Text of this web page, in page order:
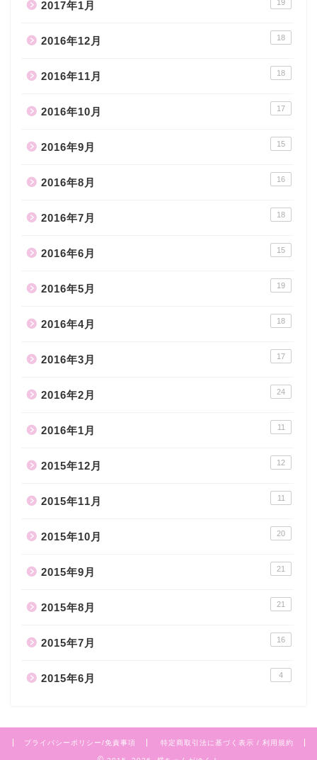
2017年1月 19
2016年12月 18
2016年11月 18
2016年10月 17
2016年9月 15
2016年8月 16
2016年7月 18
2016年6月 15
2016年5月 19
2016年4月 18
2016年3月 17
2016年2月 24
2016年1月 11
2015年12月 12
2015年11月 11
2015年10月 20
2015年9月 21
2015年8月 21
2015年7月 16
2015年6月 4
プライバシーポリシー/免責事項 特定商取引法に基づく表示 / 利用規約